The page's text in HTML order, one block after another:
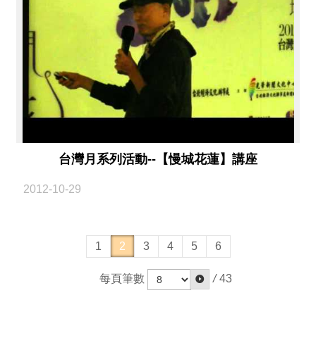
台灣月系列活動--【慢城花蓮】講座
2012-10-29
1 2 3 4 5 6
每頁筆數 / 43